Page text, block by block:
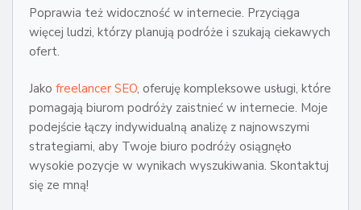
Poprawia też widoczność w internecie. Przyciąga
więcej ludzi, którzy planują podróże i szukają ciekawych
ofert.
Jako freelancer SEO, oferuję kompleksowe usługi, które
pomagają biurom podróży zaistnieć w internecie. Moje
podejście łączy indywidualną analizę z najnowszymi
strategiami, aby Twoje biuro podróży osiągnęło
wysokie pozycje w wynikach wyszukiwania. Skontaktuj
się ze mną!